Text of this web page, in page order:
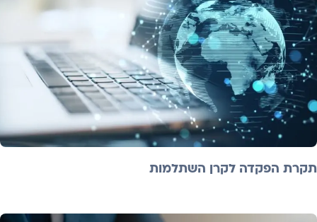
תקרת הפקדה לקרן השתלמות